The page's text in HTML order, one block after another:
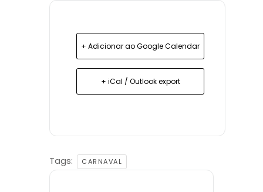
+ Adicionar ao Google Calendar
+ iCal / Outlook export
Tags: CARNAVAL